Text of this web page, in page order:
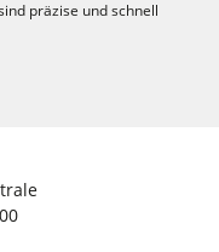
präzise und schnell